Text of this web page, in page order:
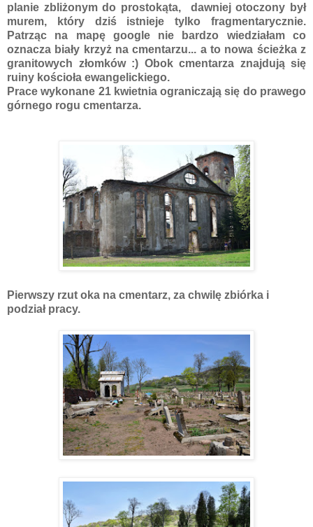
planie zbliżonym do prostokąta, dawniej otoczony był
murem, który dziś istnieje tylko fragmentarycznie.
Patrząc na mapę google nie bardzo wiedziałam co
oznacza biały krzyż na cmentarzu... a to nowa ścieżka z
granitowych złomków :) Obok cmentarza znajdują się
ruiny kościoła ewangelickiego.
Prace wykonane 21 kwietnia ograniczają się do prawego
górnego rogu cmentarza.
Pierwszy rzut oka na cmentarz, za chwilę zbiórka i
podział pracy.